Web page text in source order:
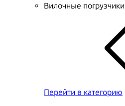
Вилочные погрузчики
Перейти в категорию